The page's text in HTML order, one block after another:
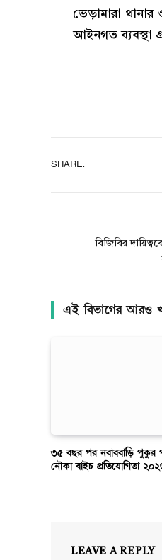
ভেড়ামারা
আইনগত ব্যবস্থা
SHARE.
বিজিবির
এই বিভাগের আরও
৩৫ বছর পর নবাববাড়ি পুকুর
নৌকা বাইচ প্রতিযোগিতা
LEAVE A REPLY